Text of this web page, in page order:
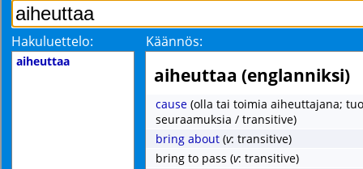
Hakuluettelo: Käännös:
aiheuttaa
aiheuttaa (englanniksi)
cause (olla tai toimia aiheuttajana;
seuraamuksia / transitive)
bring about (v: transitive)
bring to pass (v: transitive)